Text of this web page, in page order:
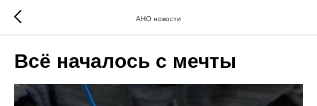
АНО новости
Всё началось с мечты